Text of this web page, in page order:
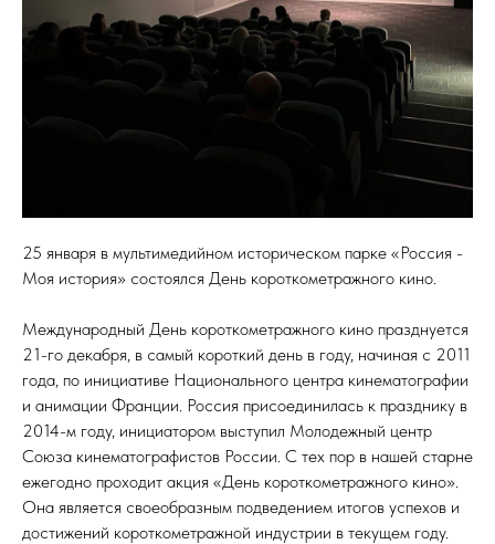
25 января в мультимедийном историческом парке «Россия -
Моя история» состоялся День короткометражного кино.
Международный День короткометражного кино празднуется
21-го декабря, в самый короткий день в году, начиная с 2011
года, по инициативе Национального центра кинематографии
и анимации Франции. Россия присоединилась к празднику в
2014-м году, инициатором выступил Молодежный центр
Союза кинематографистов России. С тех пор в нашей старне
ежегодно проходит акция «День короткометражного кино».
Она является своеобразным подведением итогов успехов и
достижений короткометражной индустрии в текущем году.